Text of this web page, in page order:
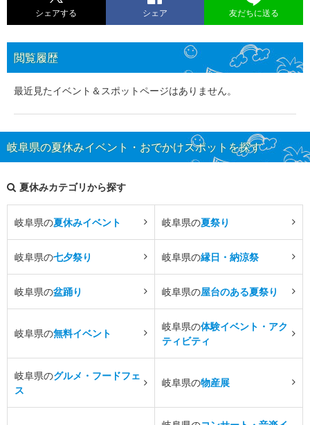
シェアする シェア 友だちに送る
閲覧履歴
最近見たイベント＆スポットページはありません。
岐阜県の夏休みイベント・おでかけスポットを探す
夏休みカテゴリから探す
岐阜県の夏休みイベント 岐阜県の夏祭り
岐阜県の七夕祭り 岐阜県の縁日・納涼祭
岐阜県の盆踊り 岐阜県の屋台のある夏祭り
岐阜県の無料イベント
岐阜県の体験イベント・アク
ティビティ
岐阜県のグルメ・フードフェ
ス
岐阜県の物産展